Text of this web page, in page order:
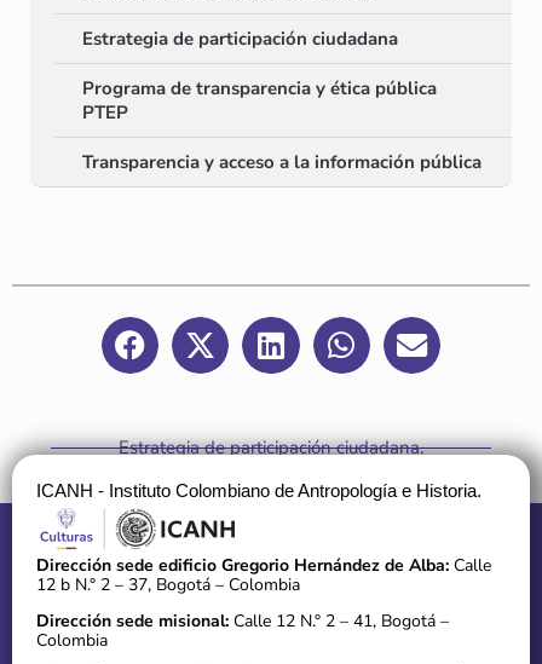
Estrategia de participación ciudadana
Programa de transparencia y ética pública
PTEP
Transparencia y acceso a la información pública
Estrategia de participación ciudadana.
ICANH - Instituto Colombiano de Antropología e Historia.
Dirección sede edificio Gregorio Hernández de Alba: Calle
12 b N.° 2 – 37, Bogotá – Colombia
Dirección sede misional: Calle 12 N.° 2 – 41, Bogotá –
Colombia